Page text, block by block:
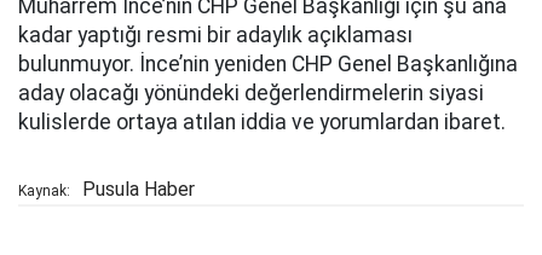
Muharrem İnce’nin CHP Genel Başkanlığı için şu ana
kadar yaptığı resmi bir adaylık açıklaması
bulunmuyor. İnce’nin yeniden CHP Genel Başkanlığına
aday olacağı yönündeki değerlendirmelerin siyasi
kulislerde ortaya atılan iddia ve yorumlardan ibaret.
Kaynak: Pusula Haber